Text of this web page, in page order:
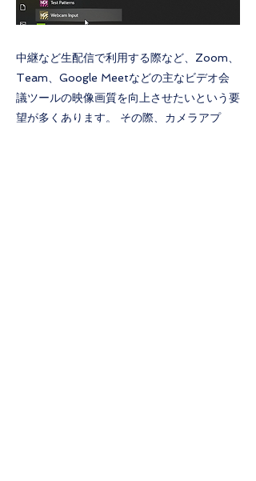
中継など生配信で利用する際など、Zoom、
Team、Google Meetなどの主なビデオ会
議ツールの映像画質を向上させたいという要
望が多くあります。 その際、カメラアプ